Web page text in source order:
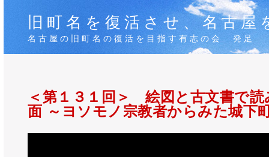
旧町名を復活させ、名古
名古屋の旧町名の復活を目指す有志の会 発足
＜第１３１回＞ 絵図と古文書で読
面 ～ヨソモノ宗教者からみた城下